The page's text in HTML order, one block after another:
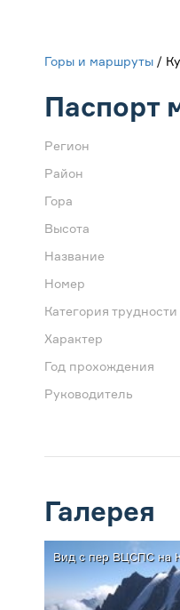
Горы и маршруты /
Паспорт
Регион
Район
Гора
Высота
Название
Номер
Категория трудности
Характер
Год прохождения
Руководитель
Галерея
Вид с пер ВЦСПС на